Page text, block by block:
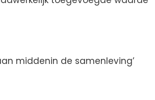
middenin de samenleving’